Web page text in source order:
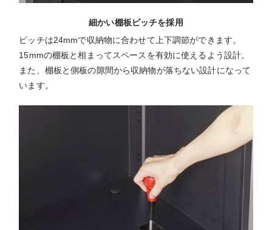
細かい棚板ピッチを採用
ピッチは24mmで収納物に合わせて上下調節ができます。
15mmの棚板と相まってスペースを有効に使えるよう設計。
また、棚板と側板の隙間から収納物が落ちない設計になって
います。